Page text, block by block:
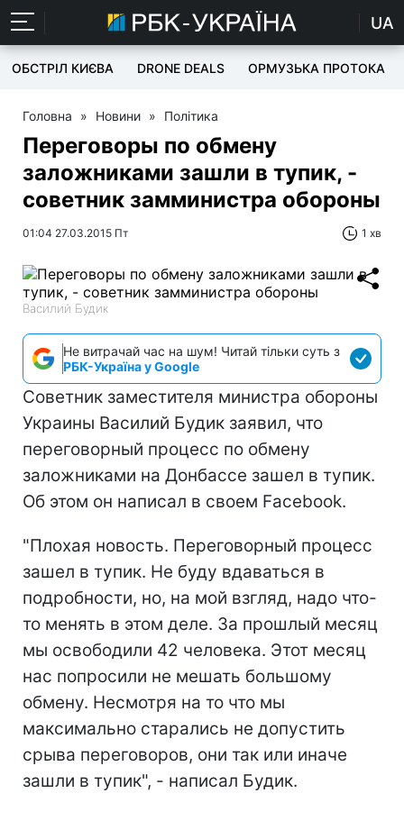
UA
ОБСТРІЛ КИЄВА DRONE DEALS ОРМУЗЬКА ПРОТОКА
Головна » Новини » Політика
Переговоры по обмену
заложниками зашли в тупик, -
советник замминистра обороны
01:04 27.03.2015 Пт 1 хв
Василий Будик
Не витрачай час на шум! Читай тільки суть з
РБК-Україна у Google
Советник заместителя министра обороны
Украины Василий Будик заявил, что
переговорный процесс по обмену
заложниками на Донбассе зашел в тупик.
Об этом он написал в своем Facebook.
"Плохая новость. Переговорный процесс
зашел в тупик. Не буду вдаваться в
подробности, но, на мой взгляд, надо что-
то менять в этом деле. За прошлый месяц
мы освободили 42 человека. Этот месяц
нас попросили не мешать большому
обмену. Несмотря на то что мы
максимально старались не допустить
срыва переговоров, они так или иначе
зашли в тупик", - написал Будик.